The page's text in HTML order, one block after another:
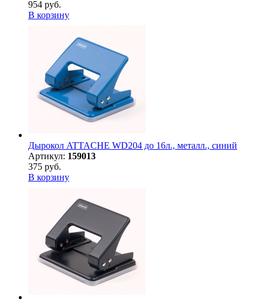
954 руб.
В корзину
Дырокол ATTACHE WD204 до 16л., металл., синий
Артикул: 159013
375 руб.
В корзину